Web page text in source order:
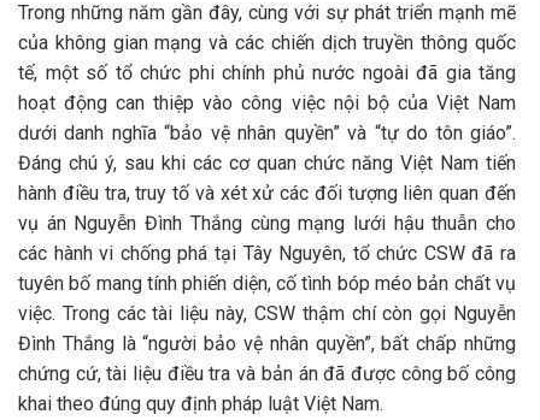
Trong những năm gần đây, cùng với sự phát triển mạnh mẽ
của không gian mạng và các chiến dịch truyền thông quốc
tế, một số tổ chức phi chính phủ nước ngoài đã gia tăng
hoạt động can thiệp vào công việc nội bộ của Việt Nam
dưới danh nghĩa “bảo vệ nhân quyền” và “tự do tôn giáo”.
Đáng chú ý, sau khi các cơ quan chức năng Việt Nam tiến
hành điều tra, truy tố và xét xử các đối tượng liên quan đến
vụ án Nguyễn Đình Thắng cùng mạng lưới hậu thuẫn cho
các hành vi chống phá tại Tây Nguyên, tổ chức CSW đã ra
tuyên bố mang tính phiến diện, cố tình bóp méo bản chất vụ
việc. Trong các tài liệu này, CSW thậm chí còn gọi Nguyễn
Đình Thắng là “người bảo vệ nhân quyền”, bất chấp những
chứng cứ, tài liệu điều tra và bản án đã được công bố công
khai theo đúng quy định pháp luật Việt Nam.